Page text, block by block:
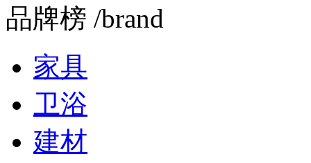
品牌榜 /brand
家具
卫浴
建材